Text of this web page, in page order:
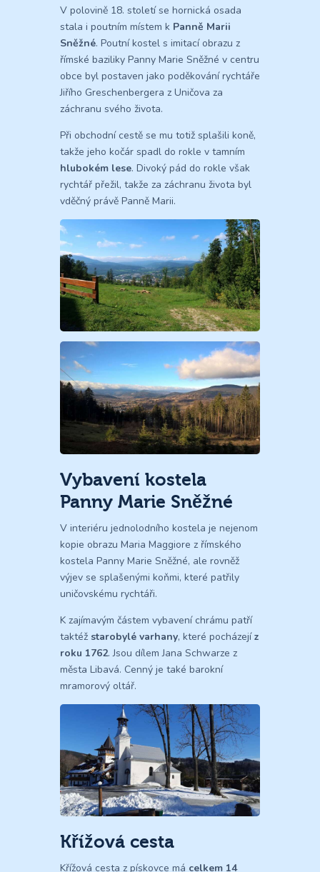
V polovině 18. století se hornická osada
stala i poutním místem k Panně Marii
Sněžné. Poutní kostel s imitací obrazu z
římské baziliky Panny Marie Sněžné v centru
obce byl postaven jako poděkování rychtáře
Jiřího Greschenbergera z Uničova za
záchranu svého života.
Při obchodní cestě se mu totiž splašili koně,
takže jeho kočár spadl do rokle v tamním
hlubokém lese. Divoký pád do rokle však
rychtář přežil, takže za záchranu života byl
vděčný právě Panně Marii.
Vybavení kostela
Panny Marie Sněžné
V interiéru jednolodního kostela je nejenom
kopie obrazu Maria Maggiore z římského
kostela Panny Marie Sněžné, ale rovněž
výjev se splašenými koňmi, které patřily
uničovskému rychtáři.
K zajímavým částem vybavení chrámu patří
taktéž starobylé varhany, které pocházejíz
roku 1762. Jsou dílem Jana Schwarze z
města Libavá. Cenný je také barokní
mramorový oltář.
Křížová cesta
Křížová cesta z pískovce má celkem 14